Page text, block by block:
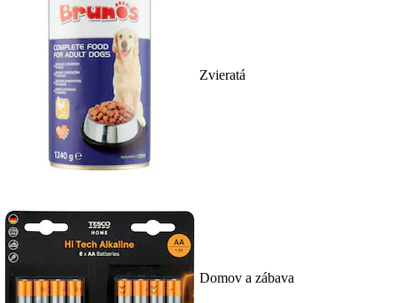
Zvieratá
Domov a zábava